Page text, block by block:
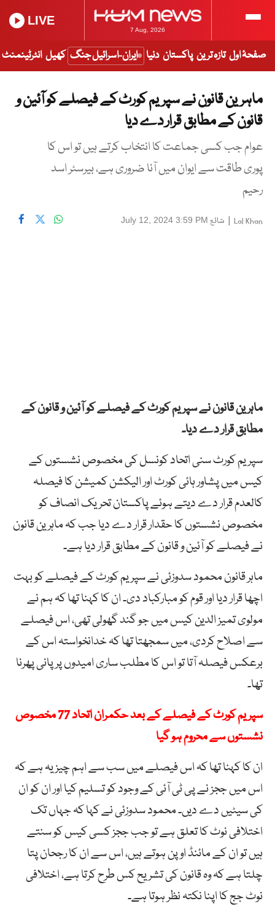
7 Aug, 2026
LIVE
صفحۂ اول تازہ ترین پاکستان دنیا ایران-اسرائیل جنگ کھیل انٹرٹینمنٹ
ماہرین قانون نے سپریم کورٹ کے فیصلے کو آئین و
قانون کے مطابق قرار دے دیا
عوام جب کسی جماعت کا انتخاب کرتے ہیں تو اس کا
پوری طاقت سے ایوان میں آنا ضروری ہے، بیرسٹر اسد
رحیم
Lal Khan
| شائع July 12, 2024 3:59 PM
ماہرین قانون نے سپریم کورٹ کے فیصلے کو آئین و قانون کے
مطابق قرار دے دیا۔
سپریم کورٹ سنی اتحاد کونسل کی مخصوص نشستوں کے
کیس میں پشاور ہائی کورٹ اور الیکشن کمیشن کا فیصلہ
کالعدم قرار دے دیتے ہوئے پاکستان تحریک انصاف کو
مخصوص نشستوں کا حقدار قرار دے دیا جب کہ ماہر ین قانون
نے فیصلے کو آئین و قانون کے مطابق قرار دیا ہے۔
ماہر قانون محمود سدوزئی نے سپریم کورٹ کے فیصلے کو بہت
اچھا قرار دیا اور قوم کو مبارکباد دی۔ ان کا کہنا تھا کہ ہم نے
مولوی تمیز الدین کیس میں جو گند گھولی تھی، اس فیصلے
سے اصلاح کردی، میں سمجھتا تھا کہ خدانخواستہ اس کے
برعکس فیصلہ آتا تو اس کا مطلب ساری امیدوں پر پانی پھرنا
تھا۔
سپریم کورٹ کے فیصلے کے بعد حکمران اتحاد 77 مخصوص
نشستوں سے محروم ہو گیا
ان کا کہنا تھا کہ اس فیصلے میں سب سے اہم چیز یہ ہے کہ
اس میں ججز نے پی ٹی آئی کے وجود کو تسلیم کیا اور ان کو ان
کی سیٹیں دے دیں۔ محمود سدوزئی نے کہا کہ جہاں تک
اختلافی نوٹ کا تعلق ہے تو جب ججز کسی کیس کو سنتے
ہیں تو ان کے مائنڈ اوپن ہوتے ہیں، اس سے ان کا رجحان پتا
چلتا ہے کہ وہ قانون کی تشریح کس طرح کرتا ہے، اختلافی
نوٹ جج کا اپنا نکتہ نظر ہوتا ہے۔